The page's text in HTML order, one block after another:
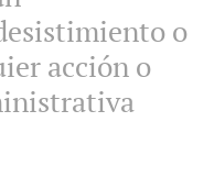
o
acción o